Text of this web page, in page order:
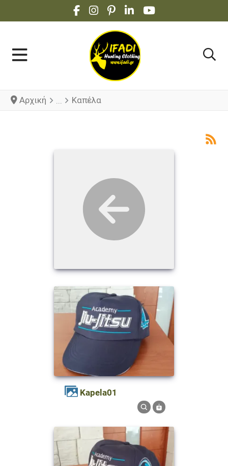
FACEBOOK SOCIAL LINK
INSTAGRAM SOCIAL LINK
PINTEREST SOCIAL LINK
LINKEDIN SOCIAL LINK
YOUTUBE SOCIAL
Αρχική Καπέλα
kapela01